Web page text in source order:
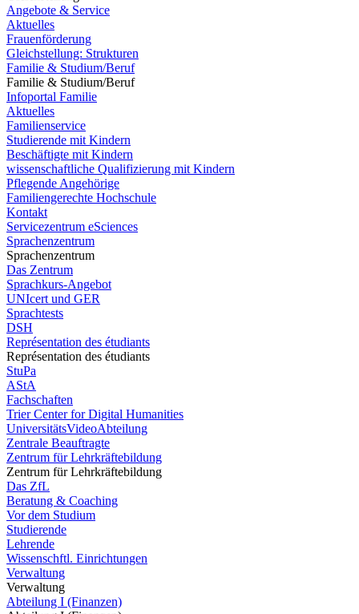
Angebote & Service
Aktuelles
Frauenförderung
Gleichstellung: Strukturen
Familie & Studium/Beruf
Familie & Studium/Beruf
Infoportal Familie
Aktuelles
Familienservice
Studierende mit Kindern
Beschäftigte mit Kindern
wissenschaftliche Qualifizierung mit Kindern
Pflegende Angehörige
Familiengerechte Hochschule
Kontakt
Servicezentrum eSciences
Sprachenzentrum
Sprachenzentrum
Das Zentrum
Sprachkurs-Angebot
UNIcert und GER
Sprachtests
DSH
Représentation des étudiants
Représentation des étudiants
StuPa
AStA
Fachschaften
Trier Center for Digital Humanities
UniversitätsVideoAbteilung
Zentrale Beauftragte
Zentrum für Lehrkräftebildung
Zentrum für Lehrkräftebildung
Das ZfL
Beratung & Coaching
Vor dem Studium
Studierende
Lehrende
Wissenschftl. Einrichtungen
Verwaltung
Verwaltung
Abteilung I (Finanzen)